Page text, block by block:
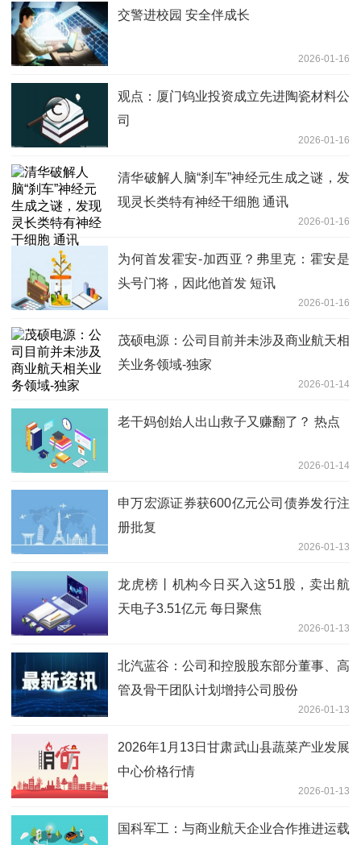
交警进校园 安全伴成长
2026-01-16
观点：厦门钨业投资成立先进陶瓷材料公
司
2026-01-16
清华破解人脑“刹车”神经元生成之谜，发
现灵长类特有神经干细胞 通讯
2026-01-16
为何首发霍安-加西亚？弗里克：霍安是
头号门将，因此他首发 短讯
2026-01-16
茂硕电源：公司目前并未涉及商业航天相
关业务领域-独家
2026-01-14
老干妈创始人出山救子又赚翻了？ 热点
2026-01-14
申万宏源证券获600亿元公司债券发行注
册批复
2026-01-13
龙虎榜丨机构今日买入这51股，卖出航
天电子3.51亿元 每日聚焦
2026-01-13
北汽蓝谷：公司和控股股东部分董事、高
管及骨干团队计划增持公司股份
2026-01-13
2026年1月13日甘肃武山县蔬菜产业发展
中心价格行情
2026-01-13
国科军工：与商业航天企业合作推进运载